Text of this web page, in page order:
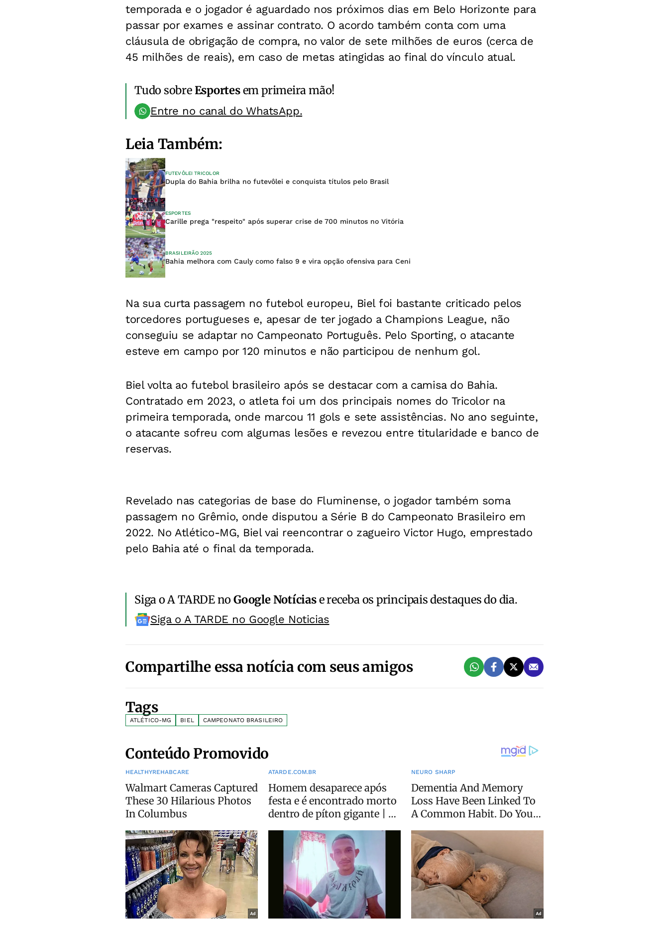
temporada e o jogador é aguardado nos próximos dias em Belo Horizonte para
passar por exames e assinar contrato. O acordo também conta com uma
cláusula de obrigação de compra, no valor de sete milhões de euros (cerca de
45 milhões de reais), em caso de metas atingidas ao final do vínculo atual.
Tudo sobreEsportesem primeira mão!
Entre no canal do WhatsApp.
Leia Também:
FUTEVÔLEI TRICOLOR
Dupla do Bahia brilha no futevôlei e conquista títulos pelo Brasil
ESPORTES
Carille prega "respeito" após superar crise de 700 minutos no Vitória
BRASILEIRÃO 2025
Bahia melhora com Cauly como falso 9 e vira opção ofensiva para Ceni
Na sua curta passagem no futebol europeu, Biel foi bastante criticado pelos
torcedores portugueses e, apesar de ter jogado a Champions League, não
conseguiu se adaptar no Campeonato Português. Pelo Sporting, o atacante
esteve em campo por 120 minutos e não participou de nenhum gol.
Biel volta ao futebol brasileiro após se destacar com a camisa do Bahia.
Contratado em 2023, o atleta foi um dos principais nomes do Tricolor na
primeira temporada, onde marcou 11 gols e sete assistências. No ano seguinte,
o atacante sofreu com algumas lesões e revezou entre titularidade e banco de
reservas.
Revelado nas categorias de base do Fluminense, o jogador também soma
passagem no Grêmio, onde disputou a Série B do Campeonato Brasileiro em
2022. No Atlético-MG, Biel vai reencontrar o zagueiro Victor Hugo, emprestado
pelo Bahia até o final da temporada.
Siga o A TARDE noGoogle Notíciase receba os principais destaques do dia.
Siga o A TARDE no Google Noticias
Compartilhe essa notícia com seus amigos
Tags
ATLÉTICO-MG BIEL CAMPEONATO BRASILEIRO